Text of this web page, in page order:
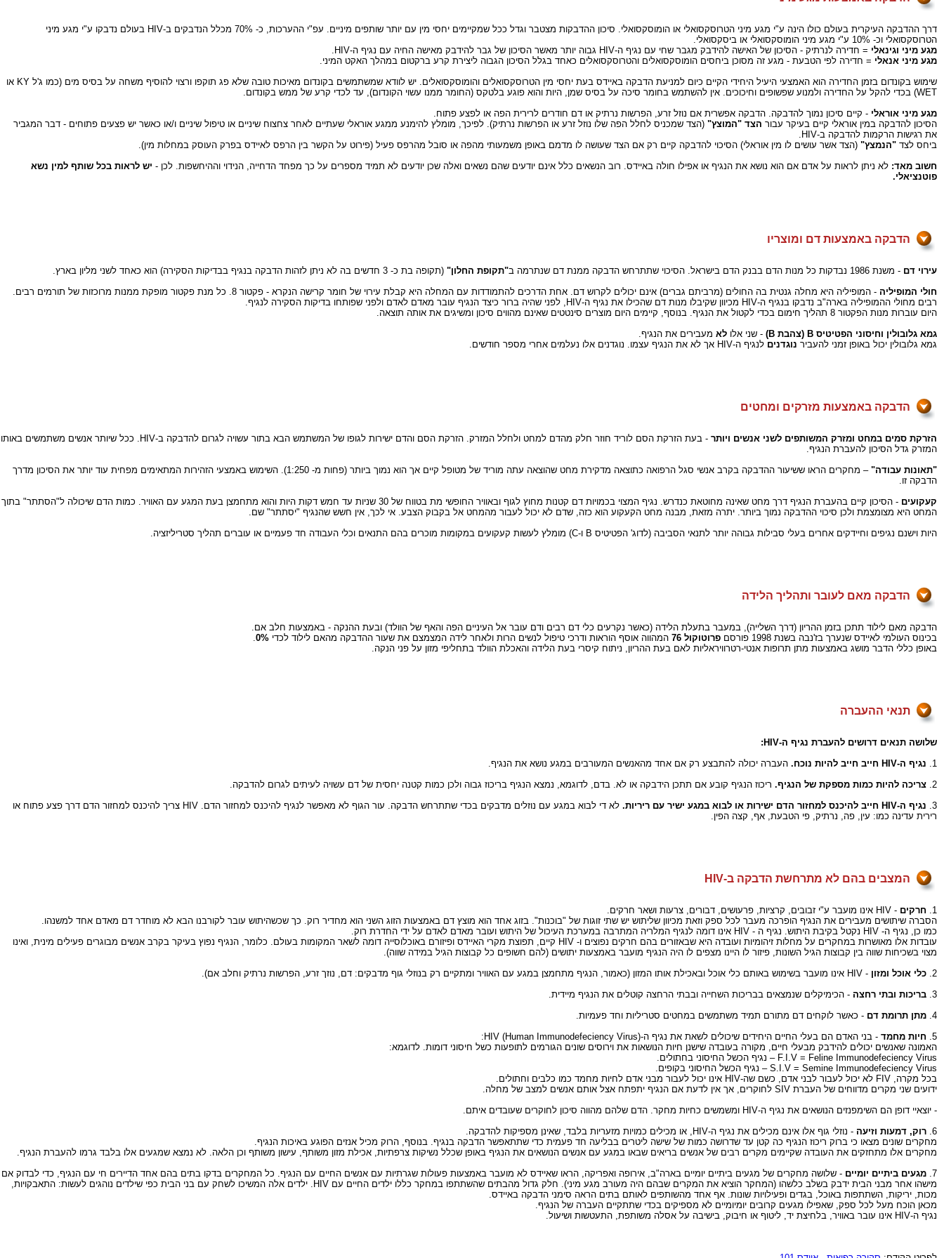
דרך ההדבקה העיקרית בעולם כולו הינה ע"י מגע מיני הטרוסקסואלי או הומוסקסואלי. סיכון ההדבקות מצטבר וגדל ככל שמקיימים יחסי מין עם יותר שותפים מיניים. עפ"י ההערכות, כ- 70% מכלל הנדבקים ב-HIV בעולם נדבקו ע"י מגע מיני
הטרוסקסואלי וכ- 10% ע"י מגע מיני הומוסקסואלי או ביסקסואלי.
מגע מיני וגינאלי = חדירה לנרתיק - הסיכון של האישה להידבק מגבר שחי עם נגיף ה-HIV גבוה יותר מאשר הסיכון של גבר להידבק מאישה החיה עם נגיף ה-HIV.
מגע מיני אנאלי = חדירה לפי הטבעת - מגע זה מסוכן ביחסים הומוסקסואלים והטרוסקסואלים כאחד בגלל הסיכון הגבוה ליצירת קרע ברקטום במהלך האקט המיני.
שימוש בקונדום בזמן החדירה הוא האמצעי היעיל היחידי הקיים כיום למניעת הדבקה באיידס בעת יחסי מין הטרוסקסואלים והומוסקסואלים. יש לוודא שמשתמשים בקונדום מאיכות טובה שלא פג תוקפו ורצוי להוסיף משחה על בסיס מים (כמו ג'ל KY או
WET) בכדי להקל על החדירה ולמנוע שפשופים וחיכוכים. אין להשתמש בחומר סיכה על בסיס שמן, היות והוא פוגע בלטקס (החומר ממנו עשוי הקונדום), עד לכדי קרע של ממש בקונדום.
מגע מיני אוראלי - קיים סיכון נמוך להדבקה. הדבקה אפשרית אם נוזל זרע, הפרשות נרתיק או דם חודרים לרירית הפה או לפצע פתוח.
הסיכון להדבקה במין אוראלי קיים בעיקר עבור הצד "המוצץ" (הצד שמכניס לחלל הפה שלו נוזל זרע או הפרשות נרתיק). לפיכך, מומלץ להימנע ממגע אוראלי שעתיים לאחר צחצוח שיניים או טיפול שיניים ו/או כאשר יש פצעים פתוחים - דבר המגביר
את רגישות הרקמות להדבקה ב-HIV.
ביחס לצד "הנמצץ" (הצד אשר עושים לו מין אוראלי) הסיכוי להדבקה קיים רק אם הצד שעושה לו מדמם באופן משמעותי מהפה או סובל מהרפס פעיל (פירוט על הקשר בין הרפס לאיידס בפרק העוסק במחלות מין).
חשוב מאד: לא ניתן לראות על אדם אם הוא נושא את הנגיף או אפילו חולה באיידס. רוב הנשאים כלל אינם יודעים שהם נשאים ואלה שכן יודעים לא תמיד מספרים על כך מפחד הדחייה, הנידוי וההיחשפות. לכן - יש לראות בכל שותף למין נשא
פוטנציאלי.
הדבקה באמצעות דם ומוצריו
עירוי דם - משנת 1986 נבדקות כל מנות הדם בבנק הדם בישראל. הסיכוי שתתרחש הדבקה ממנת דם שנתרמה ב "תקופת החלון" (תקופה בת כ- 3 חדשים בה לא ניתן לזהות הדבקה בנגיף בבדיקות הסקירה) הוא כאחד לשני מליון בארץ.
חולי המופיליה - המופיליה היא מחלה גנטית בה החולים (מרביתם גברים) אינם יכולים לקרוש דם. אחת הדרכים להתמודדות עם המחלה היא קבלת עירוי של חומר קרישה הנקרא - פקטור 8. כל מנת פקטור מופקת ממנות מרוכזות של תורמים רבים.
רבים מחולי ההמופיליה בארה"ב נדבקו בנגיף ה-HIV מכיוון שקיבלו מנות דם שהכילו את נגיף ה-HIV, לפני שהיה ברור כיצד הנגיף עובר מאדם לאדם ולפני שפותחו בדיקות הסקירה לנגיף.
היום עוברות מנות הפקטור 8 תהליך חימום בכדי לקטול את הנגיף. בנוסף, קיימים היום מוצרים סינטטים שאינם מהווים סיכון ומשיגים את אותה תוצאה.
גמא גלובולין וחיסוני הפטיטיס B (צהבת B)
- שני אלו לא מעבירים את הנגיף.
גמא גלובולין יכול באופן זמני להעביר נוגדנים לנגיף ה-HIV אך לא את הנגיף עצמו. נוגדנים אלו נעלמים אחרי מספר חודשים.
הדבקה באמצעות מזרקים ומחטים
הזרקת סמים במחט ומזרק המשותפים לשני אנשים ויותר
- בעת הזרקת הסם לוריד חוזר חלק מהדם למחט ולחלל המזרק. הזרקת הסם והדם ישירות לגופו של המשתמש הבא בתור עשויה לגרום להדבקה ב-HIV. ככל שיותר אנשים משתמשים באותו
המזרק גדל הסיכון להעברת הנגיף.
"תאונות עבודה"
– מחקרים הראו ששיעור ההדבקה בקרב אנשי סגל הרפואה כתוצאה מדקירת מחט שהוצאה עתה מוריד של מטופל קיים אך הוא נמוך ביותר (פחות מ- 1:250). השימוש באמצעי הזהירות המתאימים מפחית עוד יותר את הסיכון מדרך
הדבקה זו.
קעקועים
- הסיכון קיים בהעברת הנגיף דרך מחט שאינה מחוטאת כנדרש. נגיף המצוי בכמויות דם קטנות מחוץ לגוף ובאוויר החופשי מת בטווח של 30 שניות עד חמש דקות היות והוא מתחמצן בעת המגע עם האוויר. כמות הדם שיכולה ל"הסתתר" בתוך
המחט היא מצומצמת ולכן סיכוי ההדבקה נמוך ביותר. יתרה מזאת, מבנה מחט הקעקוע הוא כזה, שדם לא יכול לעבור מהמחט אל בקבוק הצבע. אי לכך, אין חשש שהנגיף "יסתתר" שם.
היות וישנם נגיפים וחיידקים אחרים בעלי סבילות גבוהה יותר לתנאי הסביבה (לדוג' הפטיטיס B ו-C) מומלץ לעשות קעקועים במקומות מוכרים בהם התנאים וכלי העבודה חד פעמיים או עוברים תהליך סטריליזציה.
הדבקה מאם לעובר ותהליך הלידה
הדבקה מאם לילוד תתכן בזמן ההריון (דרך השלייה), במעבר בתעלת הלידה (כאשר נקרעים כלי דם רבים ודם עובר אל העיניים הפה והאף של הוולד) ובעת ההנקה - באמצעות חלב אם.
בכינוס העולמי לאיידס שנערך בז'נבה בשנת 1998 פורסם
פרוטוקול 76 המהווה אוסף הוראות ודרכי טיפול לנשים הרות ולאחר לידה המצמצם את שעור ההדבקה מהאם לילוד לכדי 0%
באופן כללי הדבר מושג באמצעות מתן תרופות אנטי-רטרוויראליות לאם בעת ההריון, ניתוח קיסרי בעת הלידה והאכלת הוולד בתחליפי מזון על פני הנקה.
תנאי ההעברה
שלושה תנאים דרושים להעברת נגיף ה-HIV:
1.
נגיף ה-HIV חייב חייב להיות נוכח.
העברה יכולה להתבצע רק אם אחד מהאנשים המעורבים במגע נושא את הנגיף.
2. צריכה להיות כמות מספקת של הנגיף. ריכוז הנגיף קובע אם תתכן הידבקה או לא. בדם, לדוגמא, נמצא הנגיף בריכוז גבוה ולכן כמות קטנה יחסית של דם עשויה לעיתים לגרום להדבקה.
3. נגיף ה-HIV חייב להיכנס למחזור הדם ישירות או לבוא במגע ישיר עם ריריות.
לא די לבוא במגע עם נוזלים מדבקים בכדי שתתרחש הדבקה. עור הגוף לא מאפשר לנגיף להיכנס למחזור הדם. HIV צריך להיכנס למחזור הדם דרך פצע פתוח או
רירית עדינה כמו: עין, פה, נרתיק, פי הטבעת, אף, קצה הפין.
המצבים בהם לא מתרחשת הדבקה ב-HIV
1. חרקים - HIV אינו מועבר ע"י זבובים, קרציות, פרעושים, דבורים, צרעות ושאר חרקים.
הסברה שיתושים מעבירים את הנגיף הופרכה מעבר לכל ספק וזאת מכיוון שליתוש יש שתי זוגות של "בוכנות". בזוג אחד הוא מוצץ דם באמצעות הזוג השני הוא מחדיר רוק. כך שכשהיתוש עובר לקורבנו הבא לא מוחדר דם מאדם אחד למשנהו.
כמו כן, נגיף ה- HIV נקטל בקיבת היתוש. נגיף ה - HIV אינו דומה לנגיף המלריה המתרבה במערכת העיכול של היתוש ועובר מאדם לאדם על ידי החדרת רוק.
עובדות אלו מאושרות במחקרים על מחלות זיהומיות ועובדה היא שבאזורים בהם חרקים נפוצים ו- HIV קיים, תפוצת מקרי האיידס ופיזורם באוכלוסייה דומה לשאר המקומות בעולם. כלומר, הנגיף נפוץ בעיקר בקרב אנשים מבוגרים פעילים מינית, ואינו
מצוי בשכיחות שווה בין קבוצות הגיל השונות, פיזור לו היינו מצפים לו היה הנגיף מועבר באמצעות יתושים (להם חשופים כל קבוצות הגיל במידה שווה).
2. כלי אוכל ומזון - HIV אינו מועבר בשימוש באותם כלי אוכל ובאכילת אותו המזון (כאמור, הנגיף מתחמצן במגע עם האוויר ומתקיים רק בנוזלי גוף מדבקים: דם, נוזך זרע, הפרשות נרתיק וחלב אם).
3. בריכות ובתי רחצה - הכימיקלים שנמצאים בבריכות השחייה ובבתי הרחצה קוטלים את הנגיף מיידית.
4. מתן תרומת דם - כאשר לוקחים דם מתורם תמיד משתמשים במחטים סטריליות וחד פעמיות.
5. חיות מחמד - בני האדם הם בעלי החיים היחידים שיכולים לשאת את נגיף ה-HIV (Human Immunodefeciency Virus):
האמונה שאנשים יכולים להידבק מבעלי חיים, מקורה בעובדה שישנן חיות הנושאות את וירוסים שונים הגורמים לתופעות כשל חיסוני דומות. לדוגמא:
F.I.V = Feline Immunodefeciency Virus – נגיף הכשל החיסוני בחתולים.
S.I.V = Semine Immunodefeciency Virus – נגיף הכשל החיסוני בקופים.
בכל מקרה, FIV לא יכול לעבור לבני אדם, כשם שה-HIV אינו יכול לעבור מבני אדם לחיות מחמד כמו כלבים וחתולים.
ידועים שני מקרים מדווחים של העברת SIV לחוקרים, אך אין לדעת אם הנגיף יתפתח אצל אותם אנשים למצב של מחלה.
- יוצאיי דופן הם השימפנזים הנושאים את נגיף ה-HIV ומשמשים כחיות מחקר. הדם שלהם מהווה סיכון לחוקרים שעובדים איתם.
6. רוק, דמעות וזיעה - נוזלי גוף אלו אינם מכילים את נגיף ה-HIV, או מכילים כמויות מזעריות בלבד, שאינן מספיקות להדבקה.
מחקרים שונים מצאו כי ברוק ריכוז הנגיף כה קטן עד שדרושה כמות של שישה ליטרים בבליעה חד פעמית כדי שתתאפשר הדבקה בנגיף. בנוסף, הרוק מכיל אנזים הפוגע באיכות הנגיף.
מחקרים אלו מתחזקים את העובדה שקיימים מקרים רבים של אנשים בריאים שבאו במגע עם אנשים הנושאים את הנגיף באופן שכלל נשיקות צרפתיות, אכילת מזון משותף, עישון משותף וכן הלאה. לא נמצא שמגעים אלו בלבד גרמו להעברת הנגיף.
7. מגעים ביתיים יומיים - שלושה מחקרים של מגעים ביתיים יומיים בארה"ב, אירופה ואפריקה, הראו שאיידס לא מועבר באמצעות פעולות שגרתיות עם אנשים החיים עם הנגיף. כל המחקרים בדקו בתים בהם אחד הדיירים חי עם הנגיף, כדי לבדוק אם
מישהו אחר מבני הבית ידבק בשלב כלשהו (המחקר הוציא את המקרים שבהם היה מעורב מגע מיני). חלק גדול מהבתים שהשתתפו במחקר כללו ילדים החיים עם HIV. ילדים אלה המשיכו לשחק עם בני הבית כפי שילדים נוהגים לעשות: התאבקויות,
מכות, יריקות, השתתפות באוכל, בגדים ופעילויות שונות. אף אחד מהשותפים לאותם בתים הראה סימני הדבקה באיידס.
מכאן הוכח מעל לכל ספק, שאפילו מגעים קרובים יומיומיים לא מספיקים בכדי שתתקיים העברה של הנגיף.
נגיף ה-HIV אינו עובר באוויר, בלחיצת יד, ליטוף או חיבוק, בישיבה על אסלה משותפת, התעטשות ושיעול.